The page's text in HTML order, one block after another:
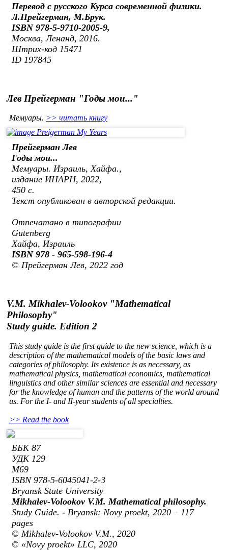
Перевод с русского Курса современной физики.
Л.Прейгерман, М.Брук.
ISBN 978-5-9710-2005-9,
Москва, Ленанд, 2016.
Штрих-код 15471
ID 197845
Лев Прейгерман "Годы мои..."
Мемуары. >> читать книгу
Прейгерман Лев
Годы мои...
Мемуары. Израиль, Хайфа.,
издание ИНАРН, 2022,
450 с.
Текст опубликован в авторской редакции.
Отпечатано в типографии
Gutenberg
Хайфа, Израиль
ISBN 978 - 965-598-196-4
© Прейгерман Лев, 2022 год
V.M. Mikhalev-Volookov "Mathematical
Philosophy"
Study guide. Edition 2
This study guide is the first guide to the new science, which is a
description of the mathematical models of the basic laws and
categories of philosophy. Its existence is as necessary, as
mathematical physics, mathematical economics, mathematical
linguistics and other similar sciences are essential and necessary
for the knowledge of human and the patterns of the world around
us. For the I- and II-year students of all specialties.
>> Read the book
ББК 87
УДК 129
M69
ISBN 978-5-6045041-2-3
Bryansk State University
Mikhalev-Volookov V.M. Mathematical philosophy.
Study Guide. - Bryansk: Novy proekt, 2020 – 117
pages
© Mikhalev-Volookov V.M., 2020
© «Novy proekt» LLC, 2020